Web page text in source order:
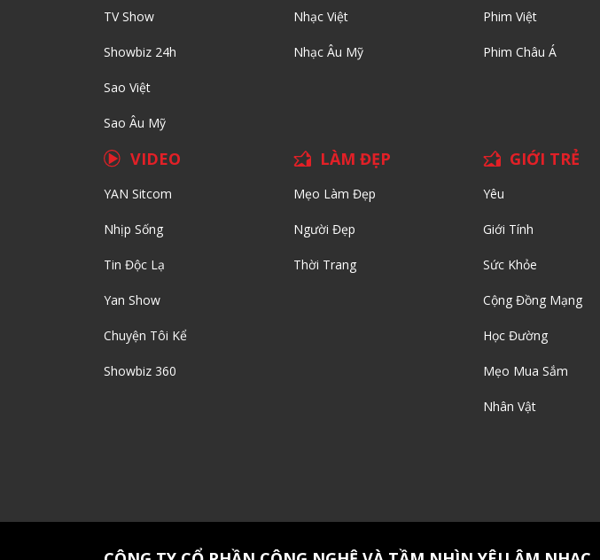
TV Show
Showbiz 24h
Sao Việt
Sao Âu Mỹ
Nhạc Việt
Nhạc Âu Mỹ
Phim Việt
Phim Châu Á
VIDEO
YAN Sitcom
Nhịp Sống
Tin Độc Lạ
Yan Show
Chuyện Tôi Kể
Showbiz 360
LÀM ĐẸP
Mẹo Làm Đẹp
Người Đẹp
Thời Trang
GIỚI TRẺ
Yêu
Giới Tính
Sức Khỏe
Cộng Đồng Mạng
Học Đường
Mẹo Mua Sắm
Nhân Vật